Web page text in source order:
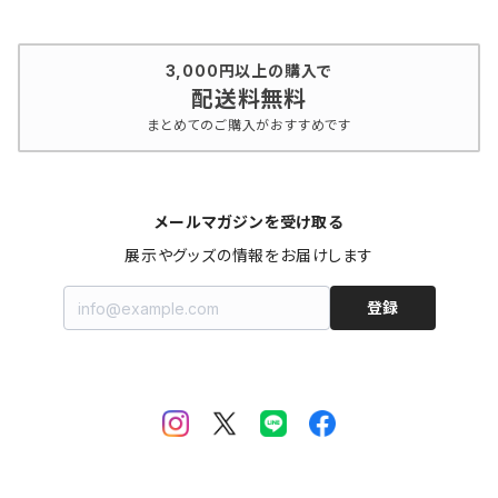
3,000円以上の購入で
配送料無料
まとめてのご購入がおすすめです
メールマガジンを受け取る
展示やグッズの情報をお届けします
登録